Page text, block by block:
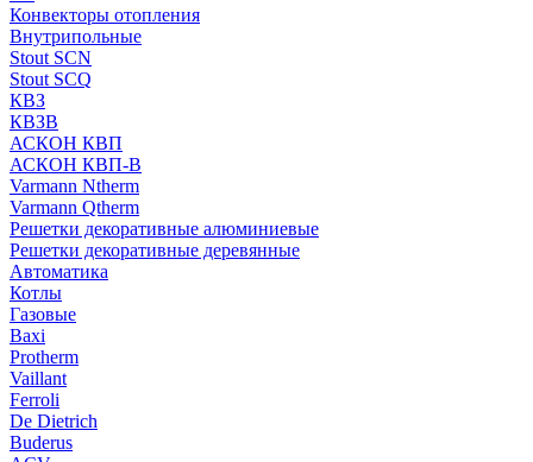
Конвекторы отопления
Внутрипольные
Stout SCN
Stout SCQ
КВЗ
КВЗВ
АСКОН КВП
АСКОН КВП-В
Varmann Ntherm
Varmann Qtherm
Решетки декоративные алюминиевые
Решетки декоративные деревянные
Автоматика
Котлы
Газовые
Baxi
Protherm
Vaillant
Ferroli
De Dietrich
Buderus